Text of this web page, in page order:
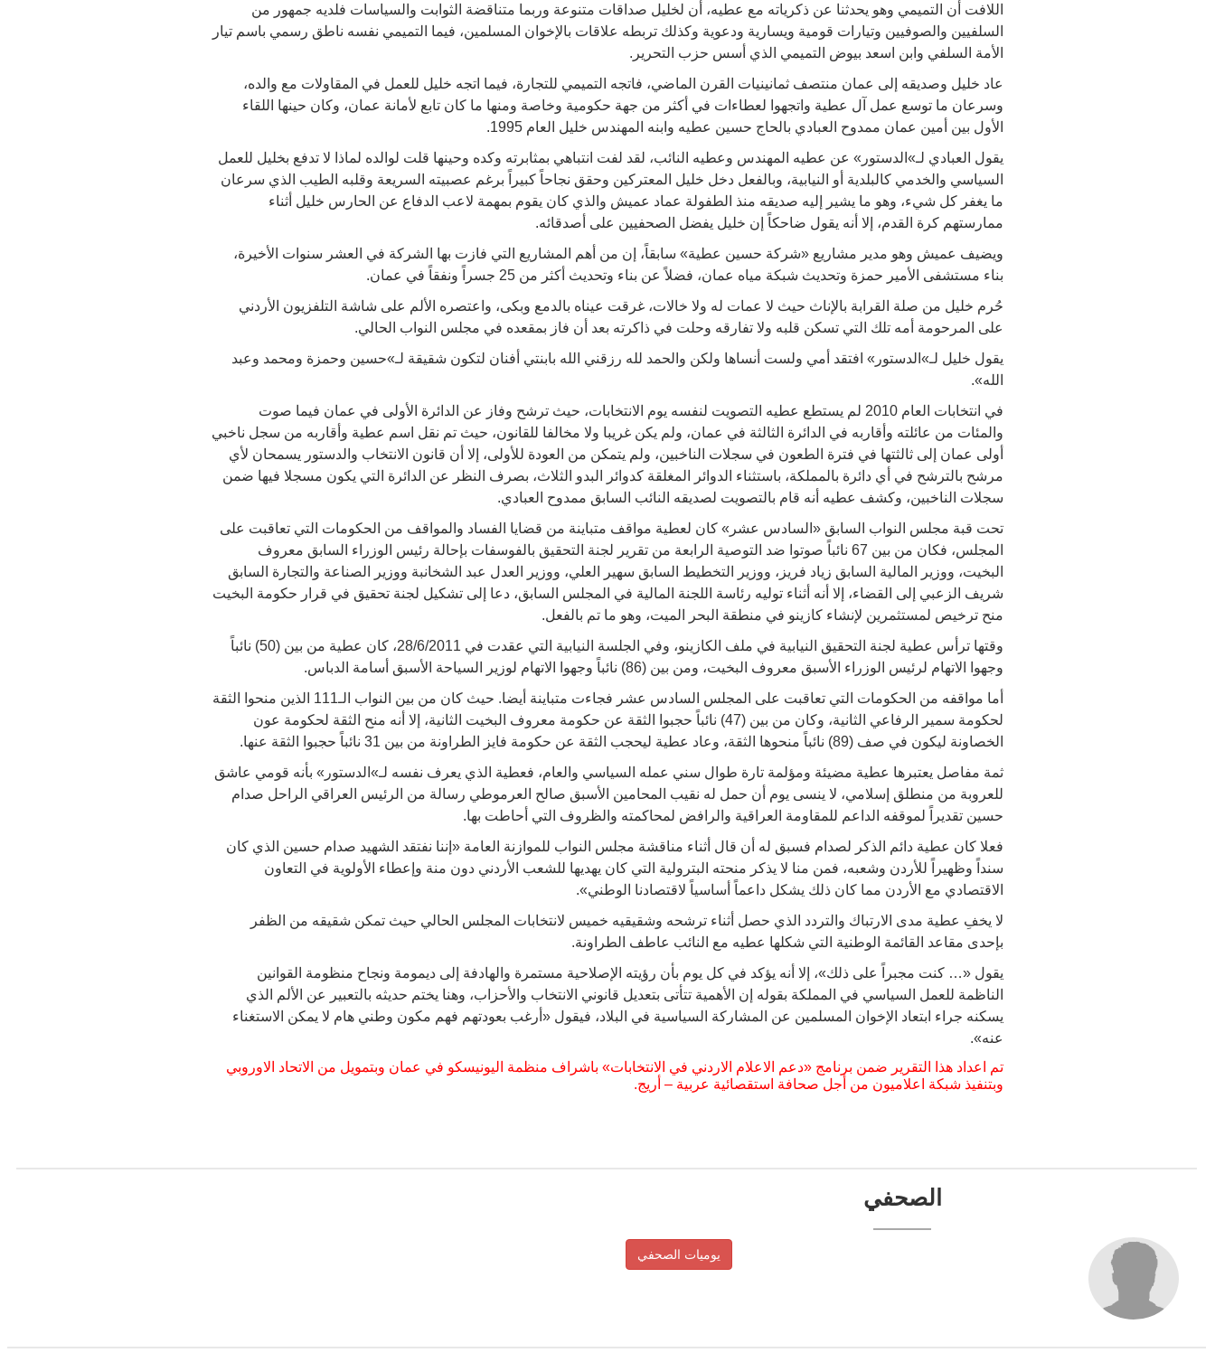
اللافت أن التميمي وهو يحدثنا عن ذكرياته مع عطيه، أن لخليل صداقات متنوعة وربما متناقضة الثوابت والسياسات فلديه جمهور من
السلفيين والصوفيين وتيارات قومية ويسارية ودعوية وكذلك تربطه علاقات بالإخوان المسلمين، فيما التميمي نفسه ناطق رسمي باسم تيار
الأمة السلفي وابن اسعد بيوض التميمي الذي أسس حزب التحرير.
عاد خليل وصديقه إلى عمان منتصف ثمانينيات القرن الماضي، فاتجه التميمي للتجارة، فيما اتجه خليل للعمل في المقاولات مع والده،
وسرعان ما توسع عمل آل عطية واتجهوا لعطاءات في أكثر من جهة حكومية وخاصة ومنها ما كان تابع لأمانة عمان، وكان حينها اللقاء
الأول بين أمين عمان ممدوح العبادي بالحاج حسين عطيه وابنه المهندس خليل العام 1995.
يقول العبادي لـ»الدستور» عن عطيه المهندس وعطيه النائب، لقد لفت انتباهي بمثابرته وكده وحينها قلت لوالده لماذا لا تدفع بخليل للعمل
السياسي والخدمي كالبلدية أو النيابية، وبالفعل دخل خليل المعتركين وحقق نجاحاً كبيراً برغم عصبيته السريعة وقلبه الطيب الذي سرعان
ما يغفر كل شيء، وهو ما يشير إليه صديقه منذ الطفولة عماد عميش والذي كان يقوم بمهمة لاعب الدفاع عن الحارس خليل أثناء
ممارستهم كرة القدم، إلا أنه يقول ضاحكاً إن خليل يفضل الصحفيين على أصدقائه.
ويضيف عميش وهو مدير مشاريع «شركة حسين عطية» سابقاً، إن من أهم المشاريع التي فازت بها الشركة في العشر سنوات الأخيرة،
بناء مستشفى الأمير حمزة وتحديث شبكة مياه عمان، فضلاً عن بناء وتحديث أكثر من 25 جسراً ونفقاً في عمان.
حُرم خليل من صلة القرابة بالإناث حيث لا عمات له ولا خالات، غرقت عيناه بالدمع وبكى، واعتصره الألم على شاشة التلفزيون الأردني
على المرحومة أمه تلك التي تسكن قلبه ولا تفارقه وحلت في ذاكرته بعد أن فاز بمقعده في مجلس النواب الحالي.
يقول خليل لـ»الدستور» افتقد أمي ولست أنساها ولكن والحمد لله رزقني الله بابنتي أفنان لتكون شقيقة لـ»حسين وحمزة ومحمد وعبد
الله».
في انتخابات العام 2010 لم يستطع عطيه التصويت لنفسه يوم الانتخابات، حيث ترشح وفاز عن الدائرة الأولى في عمان فيما صوت
والمئات من عائلته وأقاربه في الدائرة الثالثة في عمان، ولم يكن غريبا ولا مخالفا للقانون، حيث تم نقل اسم عطية وأقاربه من سجل ناخبي
أولى عمان إلى ثالثتها في فترة الطعون في سجلات الناخبين، ولم يتمكن من العودة للأولى، إلا أن قانون الانتخاب والدستور يسمحان لأي
مرشح بالترشح في أي دائرة بالمملكة، باستثناء الدوائر المغلقة كدوائر البدو الثلاث، بصرف النظر عن الدائرة التي يكون مسجلا فيها ضمن
سجلات الناخبين، وكشف عطيه أنه قام بالتصويت لصديقه النائب السابق ممدوح العبادي.
تحت قبة مجلس النواب السابق «السادس عشر» كان لعطية مواقف متباينة من قضايا الفساد والمواقف من الحكومات التي تعاقبت على
المجلس، فكان من بين 67 نائباً صوتوا ضد التوصية الرابعة من تقرير لجنة التحقيق بالفوسفات بإحالة رئيس الوزراء السابق معروف
البخيت، ووزير المالية السابق زياد فريز، ووزير التخطيط السابق سهير العلي، ووزير العدل عبد الشخانبة ووزير الصناعة والتجارة السابق
شريف الزعبي إلى القضاء، إلا أنه أثناء توليه رئاسة اللجنة المالية في المجلس السابق، دعا إلى تشكيل لجنة تحقيق في قرار حكومة البخيت
منح ترخيص لمستثمرين لإنشاء كازينو في منطقة البحر الميت، وهو ما تم بالفعل.
وقتها ترأس عطية لجنة التحقيق النيابية في ملف الكازينو، وفي الجلسة النيابية التي عقدت في 28/6/2011، كان عطية من بين (50) نائباً
وجهوا الاتهام لرئيس الوزراء الأسبق معروف البخيت، ومن بين (86) نائباً وجهوا الاتهام لوزير السياحة الأسبق أسامة الدباس.
أما مواقفه من الحكومات التي تعاقبت على المجلس السادس عشر فجاءت متباينة أيضا. حيث كان من بين النواب الـ111 الذين منحوا الثقة
لحكومة سمير الرفاعي الثانية، وكان من بين (47) نائباً حجبوا الثقة عن حكومة معروف البخيت الثانية، إلا أنه منح الثقة لحكومة عون
الخصاونة ليكون في صف (89) نائباً منحوها الثقة، وعاد عطية ليحجب الثقة عن حكومة فايز الطراونة من بين 31 نائباً حجبوا الثقة عنها.
ثمة مفاصل يعتبرها عطية مضيئة ومؤلمة تارة طوال سني عمله السياسي والعام، فعطية الذي يعرف نفسه لـ»الدستور» بأنه قومي عاشق
للعروبة من منطلق إسلامي، لا ينسى يوم أن حمل له نقيب المحامين الأسبق صالح العرموطي رسالة من الرئيس العراقي الراحل صدام
حسين تقديراً لموقفه الداعم للمقاومة العراقية والرافض لمحاكمته والظروف التي أحاطت بها.
فعلا كان عطية دائم الذكر لصدام فسبق له أن قال أثناء مناقشة مجلس النواب للموازنة العامة «إننا نفتقد الشهيد صدام حسين الذي كان
سنداً وظهيراً للأردن وشعبه، فمن منا لا يذكر منحته البترولية التي كان يهديها للشعب الأردني دون منة وإعطاء الأولوية في التعاون
الاقتصادي مع الأردن مما كان ذلك يشكل داعماً أساسياً لاقتصادنا الوطني».
لا يخفِ عطية مدى الارتباك والتردد الذي حصل أثناء ترشحه وشقيقيه خميس لانتخابات المجلس الحالي حيث تمكن شقيقه من الظفر
بإحدى مقاعد القائمة الوطنية التي شكلها عطيه مع النائب عاطف الطراونة.
يقول «… كنت مجبراً على ذلك»، إلا أنه يؤكد في كل يوم بأن رؤيته الإصلاحية مستمرة والهادفة إلى ديمومة ونجاح منظومة القوانين
الناظمة للعمل السياسي في المملكة بقوله إن الأهمية تتأتى بتعديل قانوني الانتخاب والأحزاب، وهنا يختم حديثه بالتعبير عن الألم الذي
يسكنه جراء ابتعاد الإخوان المسلمين عن المشاركة السياسية في البلاد، فيقول «أرغب بعودتهم فهم مكون وطني هام لا يمكن الاستغناء
عنه».
تم اعداد هذا التقرير ضمن برنامج «دعم الاعلام الاردني في الانتخابات» باشراف منظمة اليونيسكو في عمان وبتمويل من الاتحاد الاوروبي
وبتنفيذ شبكة اعلاميون من أجل صحافة استقصائية عربية – أريج.
الصحفي
يوميات الصحفي